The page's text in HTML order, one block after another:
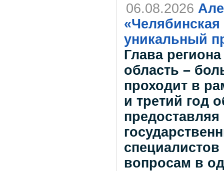
06.08.2026
уникальный
Глава
область –
проходит в
и третий год
вопросам в